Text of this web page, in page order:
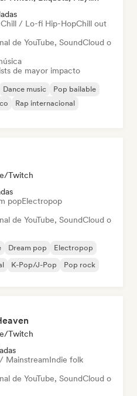
Chill / Lo-fi Hip-HopChill out
de YouTube, SoundCloud o
de mayor impacto
Dance music
Pop bailable
Rap internacional
Twitch
popElectropop
de YouTube, SoundCloud o
Dream pop
Electropop
K-Pop/J-Pop Pop rock
Twitch
MainstreamIndie folk
de YouTube, SoundCloud o